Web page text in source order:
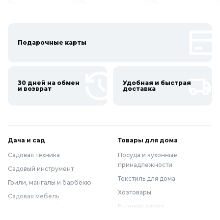
Подарочные карты
30 дней на обмен
и возврат
Удобная и быстрая
доставка
Дача и сад
Садовая техника
Садовый инструмент
Грили, мангалы и барбекю
Садовая мебель
Товары для дома
Посуда и кухонные
принадлежности
Текстиль для дома
Хозтовары
Бытовая химия